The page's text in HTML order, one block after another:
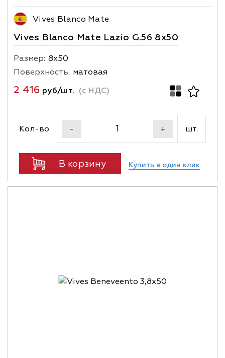
Vives Blanco Mate
Vives Blanco Mate Lazio G.56 8x50
Размер: 8х50
Поверхность: матовая
2 416 руб/шт. (с НДС)
Кол-во - + шт.
В корзину Купить в один клик